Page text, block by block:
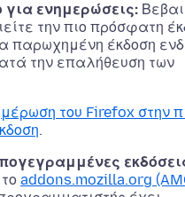
για ενημερώσεις:
την πιο πρόσφατη
παρωχημένη έκδοση
την επαλήθευση των
του Firefox στην
.
addons.mozilla.org